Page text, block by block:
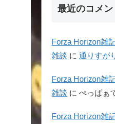
最近のコメン
Forza Horizon雑
雑談 に通りすが
Forza Horizon雑
雑談 にぺっぱぁ
Forza Horizon雑